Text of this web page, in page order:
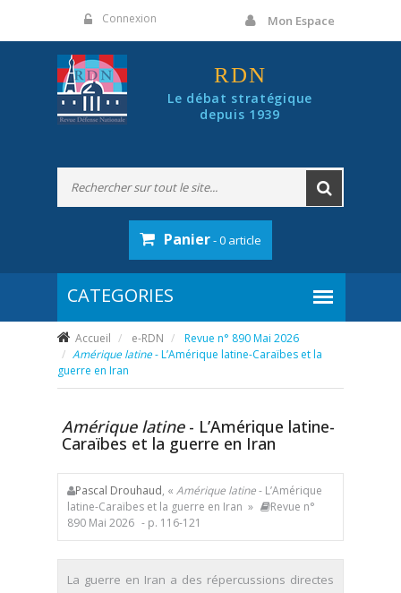
Connexion Mon Espace
RDN
Le débat stratégique
depuis 1939
Panier- 0 article
Accueil e-RDN
Revue n° 890 Mai 2026
Amérique latine- L’Amérique latine-Caraïbes et la
guerre en Iran
Amérique latine- L’Amérique latine-
Caraïbes et la guerre en Iran
Pascal Drouhaud, « Amérique latine- L’Amérique
latine-Caraïbes et la guerre en Iran »
Revue n°
890 Mai 2026 - p. 116-121
La guerre en Iran a des répercussions directes